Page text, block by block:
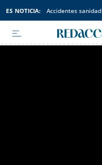
ES NOTICIA: Accidentes sanidad